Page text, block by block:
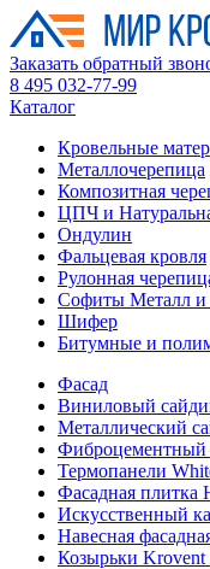
Заказать обратный
8 495 032-77-99
Каталог
Кровельные
Металлочерепица
Композитная
ЦПЧ и
Ондулин
Фальцевая кровля
Рулонная
Софиты Металл
Шифер
Битумные и
Фасад
Виниловый
Металлический
Фиброцементный
Термопанели
Фасадная плитка
Искусственный
Навесная
Козырьки Krovent